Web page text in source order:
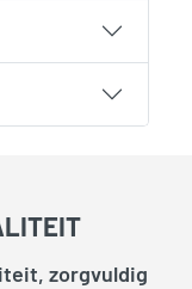
zorgvuldig